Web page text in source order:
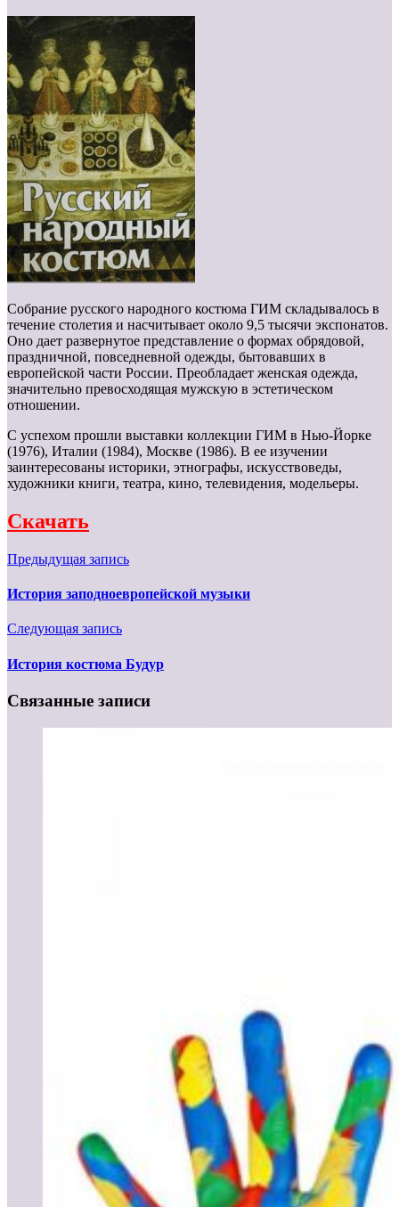
Собрание русского народного костюма ГИМ складывалось в
течение столетия и насчитывает около 9,5 тысячи экспонатов.
Оно дает развернутое представление о формах обрядовой,
праздничной, повседневной одежды, бытовавших в
европейской части России. Преобладает женская одежда,
значительно превосходящая мужскую в эстетическом
отношении.
С успехом прошли выставки коллекции ГИМ в Нью-Йорке
(1976), Италии (1984), Москве (1986). В ее изучении
заинтересованы историки, этнографы, искусствоведы,
художники книги, театра, кино, телевидения, модельеры.
Скачать
Предыдущая запись
История заподноевропейской музыки
Следующая запись
История костюма Будур
Связанные записи